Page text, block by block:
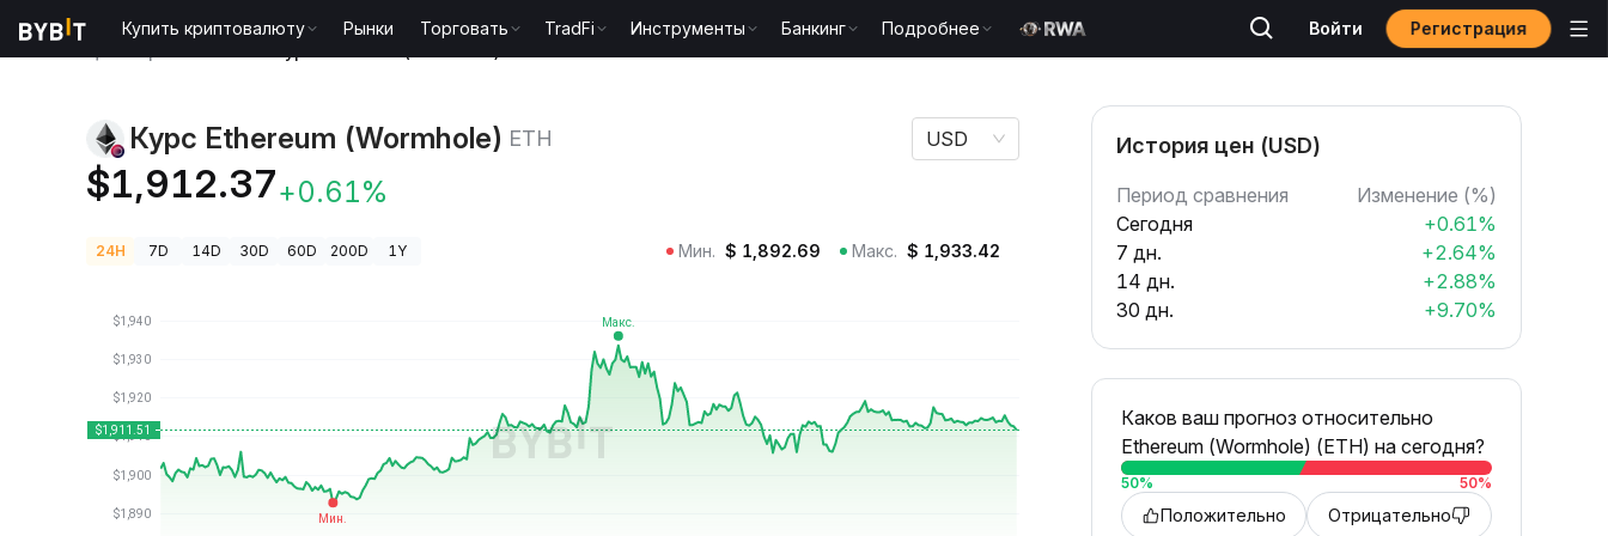
Купить криптовалюту Рынки Торговать TradFi Инструменты Банкинг Подробнее Войти Регистрация
Курс Ethereum (Wormhole) ETH
$1,912.37+0.61%
USD
24H 7D 14D 30D 60D 200D 1Y Мин. $ 1,892.69 Макс. $ 1,933.42
История цен (USD)
Период сравнения
Изменение (%)
Сегодня
+0.61%
7 дн.
+2.64%
14 дн.
+2.88%
30 дн.
+9.70%
Каков ваш прогноз относительно
Ethereum (Wormhole) (ETH) на сегодня?
50% 50%
Положительно Отрицательно